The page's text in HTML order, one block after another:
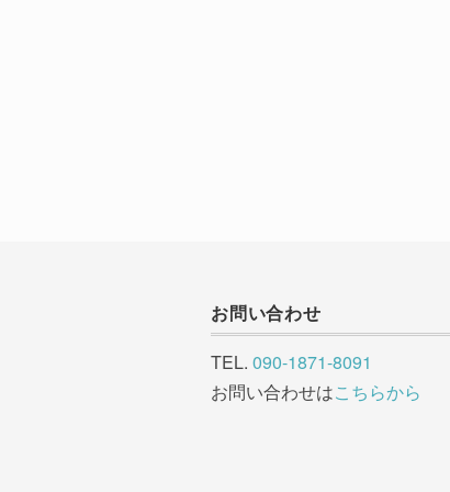
お問い合わせ
TEL. 090-1871-8091
お問い合わせはこちらから